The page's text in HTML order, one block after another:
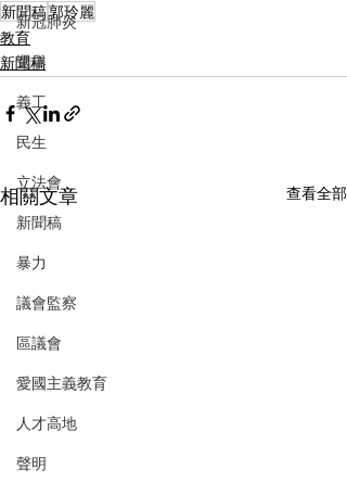
新冠肺炎
選舉
義工
民生
立法會
新聞稿
暴力
議會監察
區議會
愛國主義教育
人才高地
聲明
新聞稿郭玲麗
教育
新聞稿
相關文章 查看全部